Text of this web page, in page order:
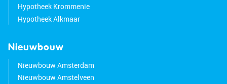
Hypotheek Krommenie
Hypotheek Alkmaar
Nieuwbouw
Nieuwbouw Amsterdam
Nieuwbouw Amstelveen